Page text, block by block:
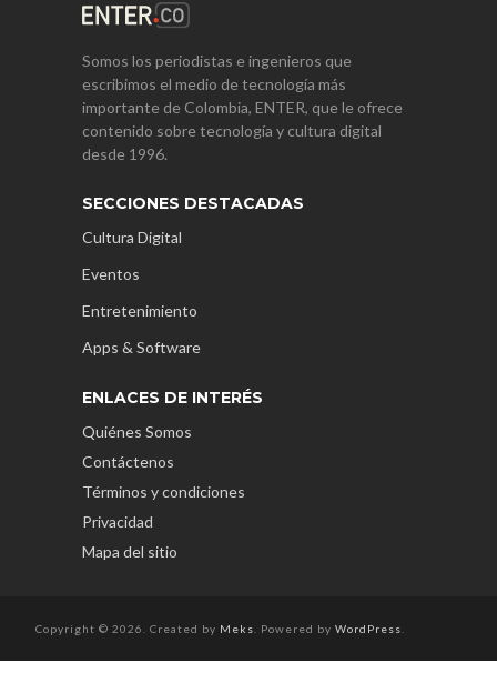
Somos los periodistas e ingenieros que
escribimos el medio de tecnología más
importante de Colombia, ENTER, que le ofrece
contenido sobre tecnología y cultura digital
desde 1996.
SECCIONES DESTACADAS
Cultura Digital
Eventos
Entretenimiento
Apps & Software
ENLACES DE INTERÉS
Quiénes Somos
Contáctenos
Términos y condiciones
Privacidad
Mapa del sitio
Copyright © 2026. Created by Meks . Powered by WordPress